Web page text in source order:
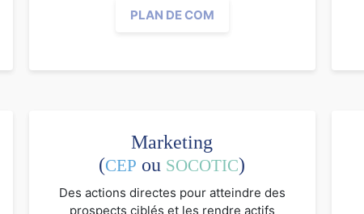
PLAN DE COM
Marketing
(CEP ou SOCOTIC)
Des actions directes pour atteindre des
prospects ciblés et les rendre actifs